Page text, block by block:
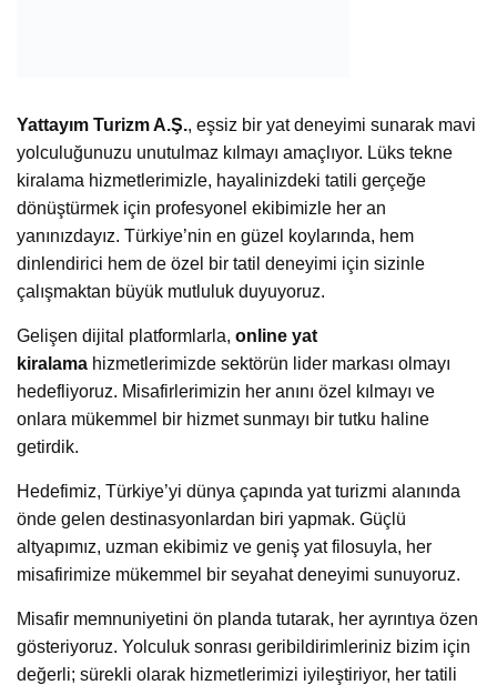
Yattayım Turizm A.Ş., eşsiz bir yat deneyimi sunarak mavi
yolculuğunuzu unutulmaz kılmayı amaçlıyor. Lüks tekne
kiralama hizmetlerimizle, hayalinizdeki tatili gerçeğe
dönüştürmek için profesyonel ekibimizle her an
yanınızdayız. Türkiye’nin en güzel koylarında, hem
dinlendirici hem de özel bir tatil deneyimi için sizinle
çalışmaktan büyük mutluluk duyuyoruz.
Gelişen dijital platformlarla, online yat
kiralama hizmetlerimizde sektörün lider markası olmayı
hedefliyoruz. Misafirlerimizin her anını özel kılmayı ve
onlara mükemmel bir hizmet sunmayı bir tutku haline
getirdik.
Hedefimiz, Türkiye’yi dünya çapında yat turizmi alanında
önde gelen destinasyonlardan biri yapmak. Güçlü
altyapımız, uzman ekibimiz ve geniş yat filosuyla, her
misafirimize mükemmel bir seyahat deneyimi sunuyoruz.
Misafir memnuniyetini ön planda tutarak, her ayrıntıya özen
gösteriyoruz. Yolculuk sonrası geribildirimleriniz bizim için
değerli; sürekli olarak hizmetlerimizi iyileştiriyor, her tatili